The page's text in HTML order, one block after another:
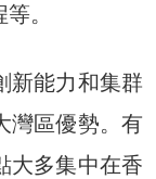
。
新能力和集群
灣區優勢。有
大多集中在香